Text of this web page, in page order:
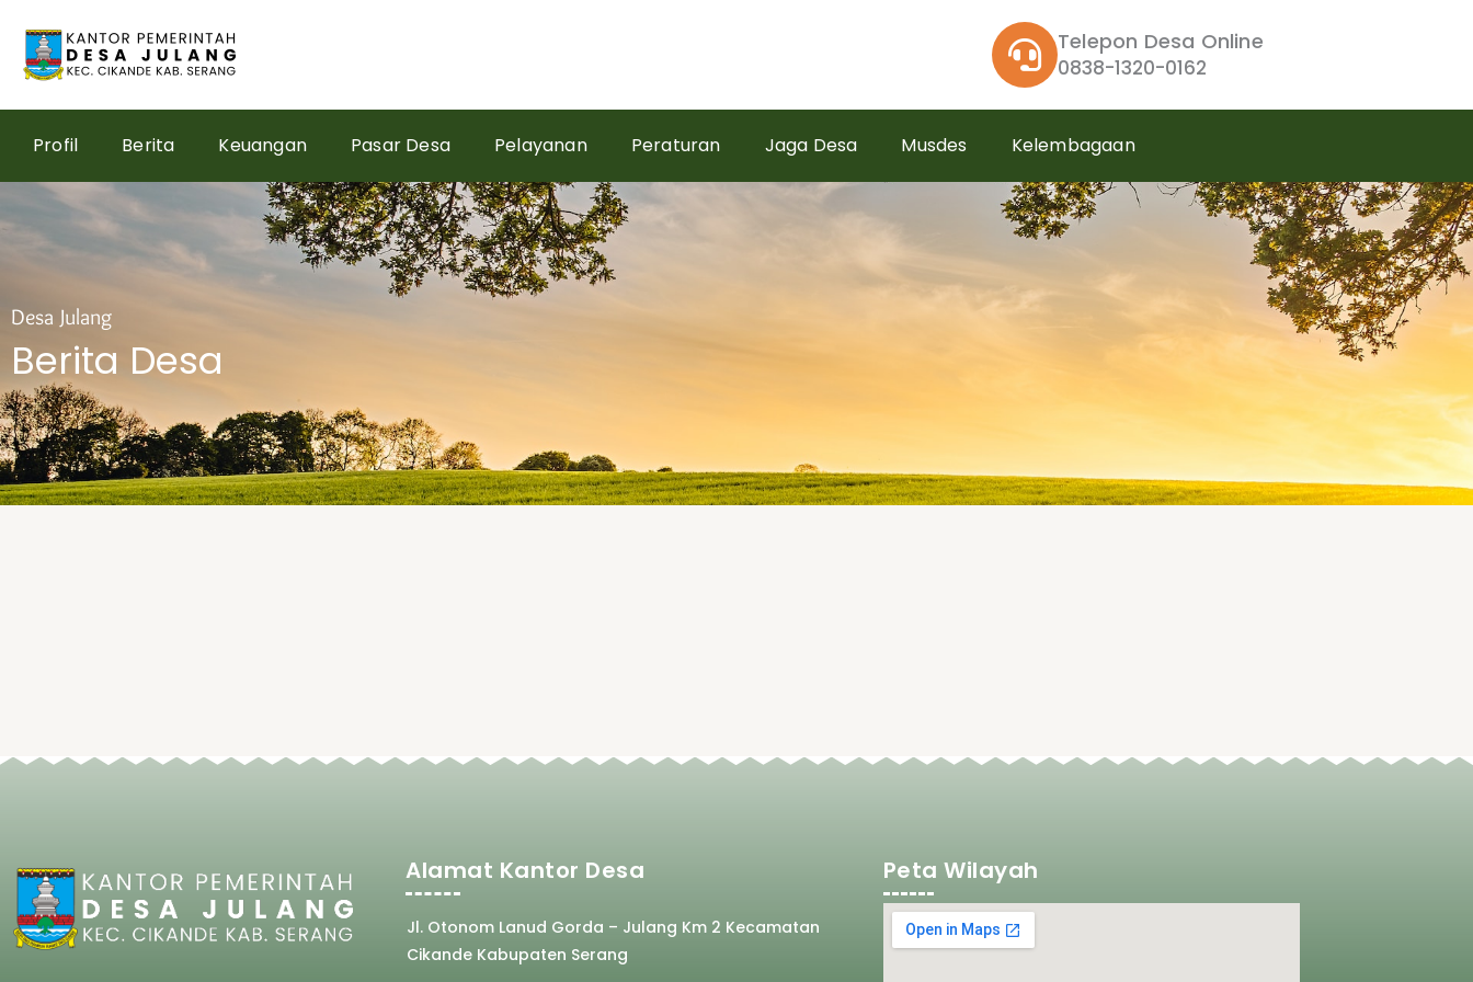
content
Telepon Desa Online
0838-1320-0162
Profil Berita Keuangan Pasar Desa Pelayanan Peraturan Jaga Desa Musdes Kelembagaan
Desa Julang
Berita Desa
Alamat Kantor Desa
Jl. Otonom Lanud Gorda – Julang Km 2 Kecamatan
Cikande Kabupaten Serang
Peta Wilayah